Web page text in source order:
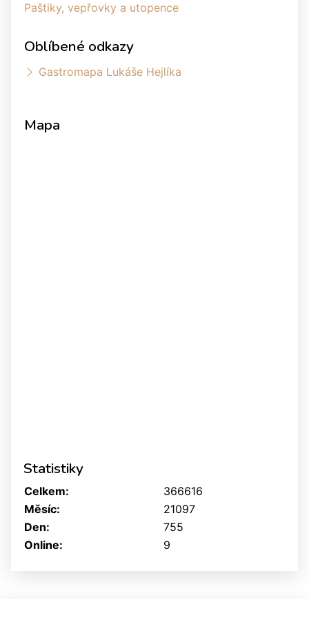
Paštiky, vepřovky a utopence
Oblíbené odkazy
Gastromapa Lukáše Hejlíka
Mapa
Statistiky
Online: 9
Celkem:
366616
Měsíc:
21097
Den:
755